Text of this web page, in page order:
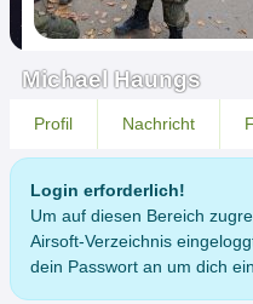
Michael Haungs
Profil Nachricht
Login erforderlich!
Um auf diesen Bereich
Airsoft-Verzeichnis
dein Passwort an um dich